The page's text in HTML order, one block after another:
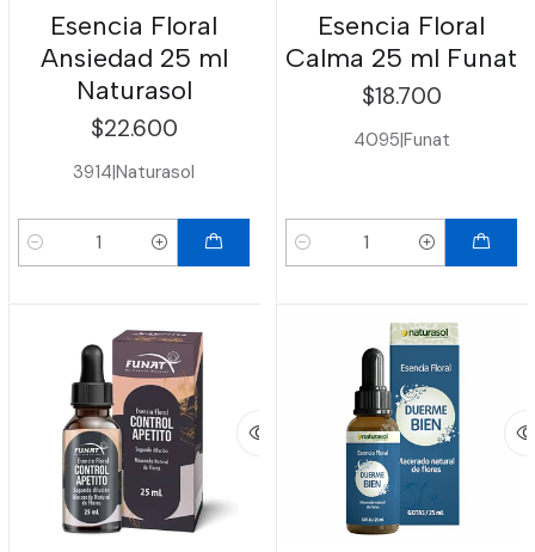
Esencia Floral
Ansiedad 25 ml
Naturasol
$22.600
3914|Naturasol
Cantidad
Esencia Floral
Calma 25 ml Funat
$18.700
4095|Funat
Cantidad